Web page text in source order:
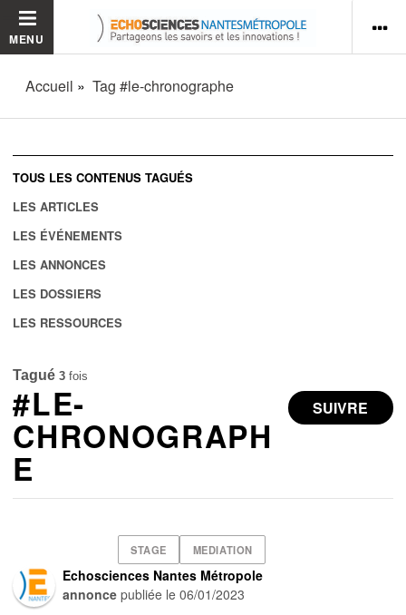
MENU
Accueil Tag #le-chronographe
TOUS LES CONTENUS TAGUÉS
LES ARTICLES
LES ÉVÉNEMENTS
LES ANNONCES
LES DOSSIERS
LES RESSOURCES
Tagué 3 fois
SUIVRE
#LE-
CHRONOGRAPH
E
STAGE MEDIATION
Echosciences Nantes Métropole
annonce publiée le06/01/2023